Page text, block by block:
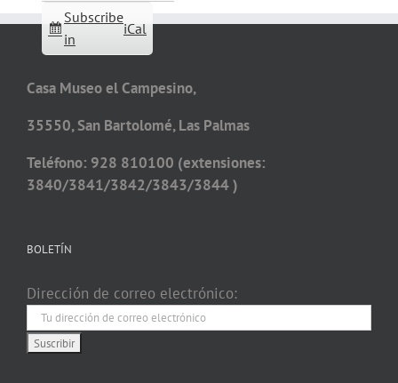
Subscribe
in
iCal
Casa Museo el Campesino,
35550, San Bartolomé, Las Palmas
Teléfono: 928 810100 (extensiones:
3840/3841/3842/3843/3844 )
BOLETÍN
Dirección de correo electrónico: